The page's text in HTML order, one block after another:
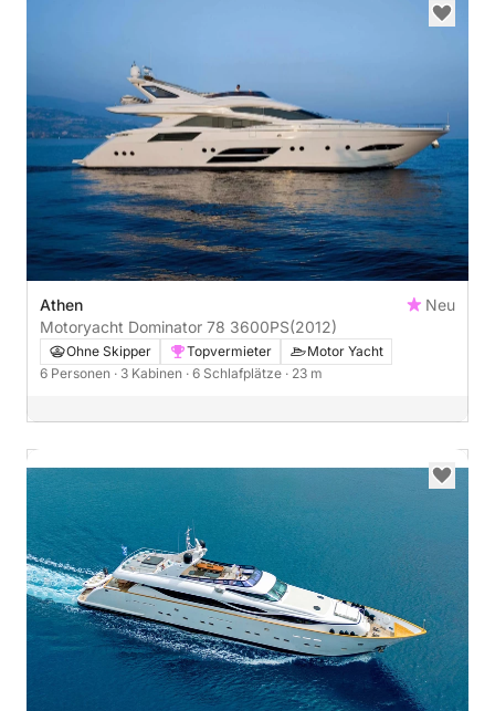
Athen
Neu
Motoryacht Dominator 78 3600PS(2012)
Ohne Skipper Topvermieter
Motor Yacht
6 Personen · 3 Kabinen · 6 Schlafplätze · 23 m